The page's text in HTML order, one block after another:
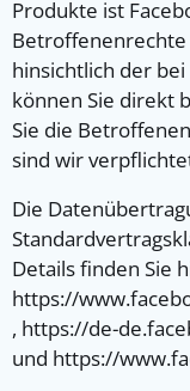
Produkte ist
Betroffenenrechte
hinsichtlich der
können Sie direkt
Sie die
sind wir
Die
Details finden Sie
https://
, https://de-
und https://